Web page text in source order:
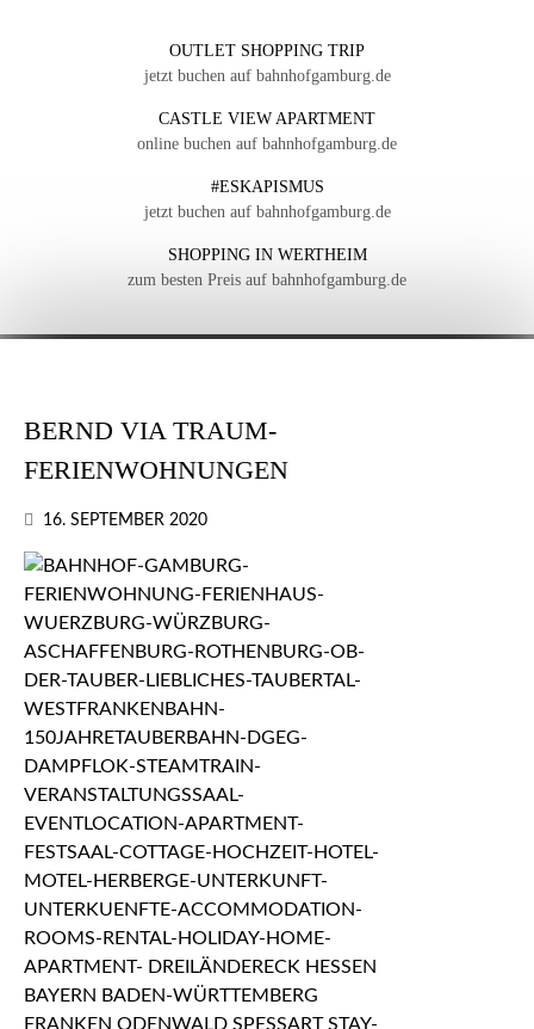
OUTLET SHOPPING TRIP
jetzt buchen auf bahnhofgamburg.de
CASTLE VIEW APARTMENT
online buchen auf bahnhofgamburg.de
#ESKAPISMUS
jetzt buchen auf bahnhofgamburg.de
SHOPPING IN WERTHEIM
zum besten Preis auf bahnhofgamburg.de
BERND VIA TRAUM-
FERIENWOHNUNGEN
16. SEPTEMBER 2020